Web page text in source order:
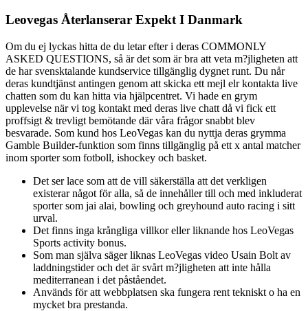
Leovegas Återlanserar Expekt I Danmark
Om du ej lyckas hitta de du letar efter i deras COMMONLY
ASKED QUESTIONS, så är det som är bra att veta m?jligheten att
de har svensktalande kundservice tillgänglig dygnet runt. Du når
deras kundtjänst antingen genom att skicka ett mejl elr kontakta live
chatten som du kan hitta via hjälpcentret. Vi hade en grym
upplevelse när vi tog kontakt med deras live chatt då vi fick ett
proffsigt & trevligt bemötande där våra frågor snabbt blev
besvarade. Som kund hos LeoVegas kan du nyttja deras grymma
Gamble Builder-funktion som finns tillgänglig på ett x antal matcher
inom sporter som fotboll, ishockey och basket.
Det ser lace som att de vill säkerställa att det verkligen
existerar något för alla, så de innehåller till och med inkluderat
sporter som jai alai, bowling och greyhound auto racing i sitt
urval.
Det finns inga krångliga villkor eller liknande hos LeoVegas
Sports activity bonus.
Som man själva säger liknas LeoVegas video Usain Bolt av
laddningstider och det är svårt m?jligheten att inte hålla
mediterranean i det påståendet.
Används för att webbplatsen ska fungera rent tekniskt o ha en
mycket bra prestanda.